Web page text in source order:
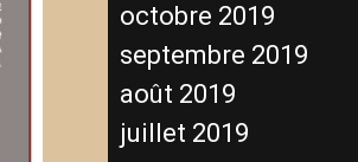
octobre 2019
septembre 2019
août 2019
juillet 2019